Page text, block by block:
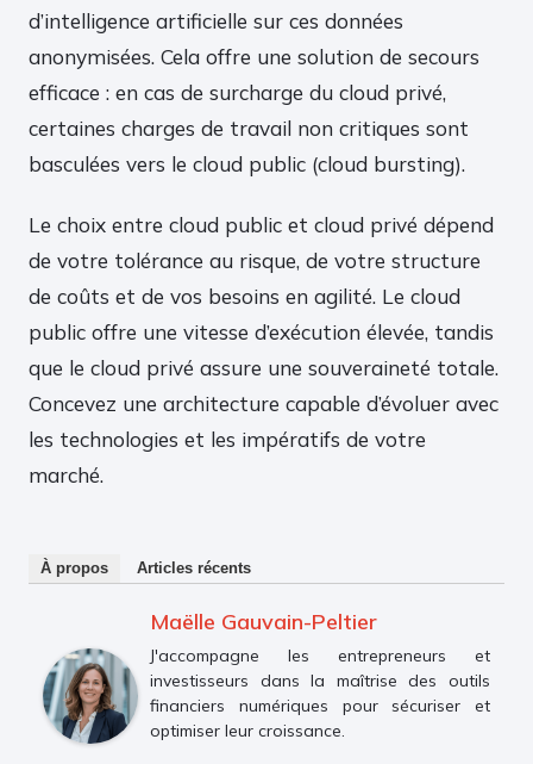
d’intelligence artificielle sur ces données
anonymisées. Cela offre une solution de secours
efficace : en cas de surcharge du cloud privé,
certaines charges de travail non critiques sont
basculées vers le cloud public (cloud bursting).
Le choix entre cloud public et cloud privé dépend
de votre tolérance au risque, de votre structure
de coûts et de vos besoins en agilité. Le cloud
public offre une vitesse d’exécution élevée, tandis
que le cloud privé assure une souveraineté totale.
Concevez une architecture capable d’évoluer avec
les technologies et les impératifs de votre
marché.
À propos Articles récents
Maëlle Gauvain-Peltier
J'accompagne les entrepreneurs et
investisseurs dans la maîtrise des outils
financiers numériques pour sécuriser et
optimiser leur croissance.